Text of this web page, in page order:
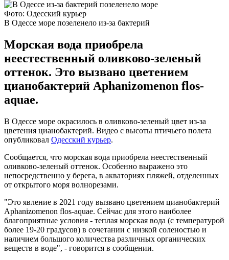
Фото: Одесский курьер
В Одессе море позеленело из-за бактерий
Морская вода приобрела
неестественный оливково-зеленый
оттенок. Это вызвано цветением
цианобактерий Aphanizomenon flos-
aquae.
В Одессе море окрасилось в оливково-зеленый цвет из-за
цветения цианобактерий. Видео с высоты птичьего полета
опубликовал Одесский курьер.
Сообщается, что морская вода приобрела неестественный
оливково-зеленый оттенок. Особенно выражено это
непосредственно у берега, в акваториях пляжей, отделенных
от открытого моря волнорезами.
"Это явление в 2021 году вызвано цветением цианобактерий
Aphanizomenon flos-aquae. Сейчас для этого наиболее
благоприятные условия - теплая морская вода (с температурой
более 19-20 градусов) в сочетании с низкой соленостью и
наличием большого количества различных органических
веществ в воде", - говорится в сообщении.